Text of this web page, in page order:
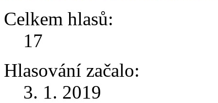
Celkem hlasů:
17
Hlasování začalo:
3. 1. 2019